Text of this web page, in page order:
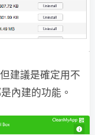
建議是確定用不
內建的功能。